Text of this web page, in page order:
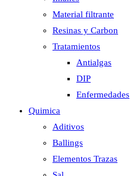
Material filtrante
Resinas y Carbon
Tratamientos
Antialgas
DIP
Enfermedades
Quimica
Aditivos
Ballings
Elementos Trazas